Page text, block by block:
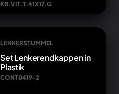
KB.VIT.T.41X17.G
LENKERSTUMMEL
Set Lenkerendkappen in
Plastik
CONT0419-2